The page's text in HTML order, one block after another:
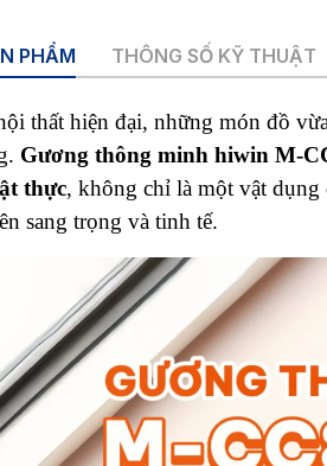
PHẨM THÔNG SỐ KỸ THUẬT
thất hiện đại, những món đồ
Gương thông minh hiwin M-
thực, không chỉ là một vật
sang trọng và tinh tế.